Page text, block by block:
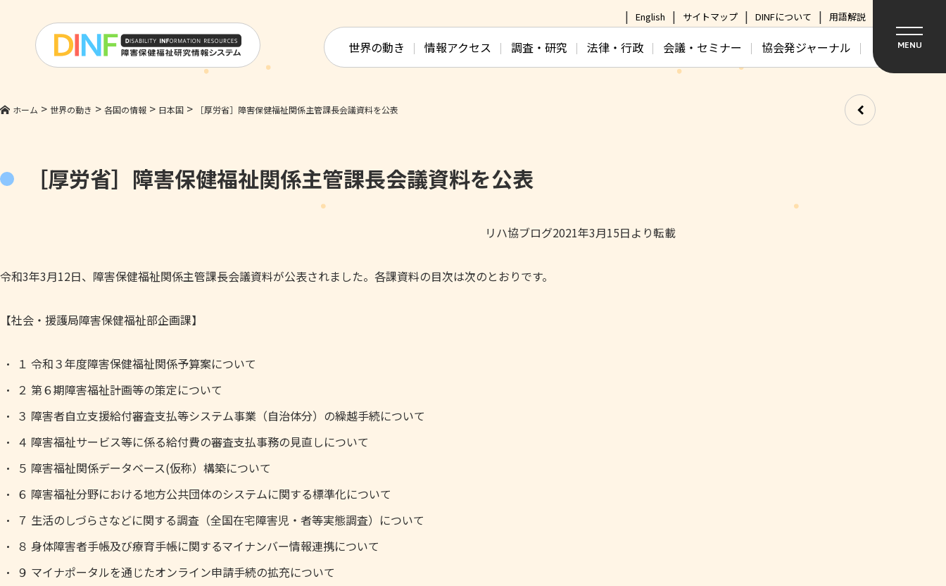
English サイトマップ DINFについて 用語解説
世界の動き 情報アクセス 調査・研究 法律・行政 会議・セミナー 協会発ジャーナル MENU
ホーム > 世界の動き > 各国の情報 > 日本国 > ［厚労省］障害保健福祉関係主管課長会議資料を公表
［厚労省］障害保健福祉関係主管課長会議資料を公表
リハ協ブログ2021年3月15日より転載
令和3年3月12日、障害保健福祉関係主管課長会議資料が公表されました。各課資料の目次は次のとおりです。
【社会・援護局障害保健福祉部企画課】
１ 令和３年度障害保健福祉関係予算案について
２ 第６期障害福祉計画等の策定について
３ 障害者自立支援給付審査支払等システム事業（自治体分）の繰越手続について
４ 障害福祉サービス等に係る給付費の審査支払事務の見直しについて
５ 障害福祉関係データベース(仮称）構築について
６ 障害福祉分野における地方公共団体のシステムに関する標準化について
７ 生活のしづらさなどに関する調査（全国在宅障害児・者等実態調査）について
８ 身体障害者手帳及び療育手帳に関するマイナンバー情報連携について
９ マイナポータルを通じたオンライン申請手続の拡充について